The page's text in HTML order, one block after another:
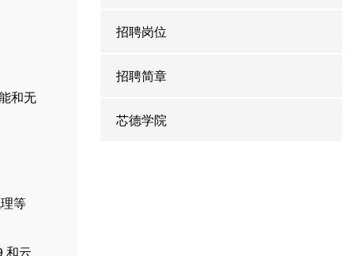
和无
等
和云
招聘岗位
招聘简章
芯德学院